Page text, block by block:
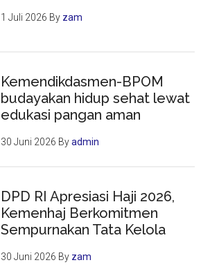
1 Juli 2026 By zam
Kemendikdasmen-BPOM
budayakan hidup sehat lewat
edukasi pangan aman
30 Juni 2026 Byadmin
DPD RI Apresiasi Haji 2026,
Kemenhaj Berkomitmen
Sempurnakan Tata Kelola
30 Juni 2026 By zam